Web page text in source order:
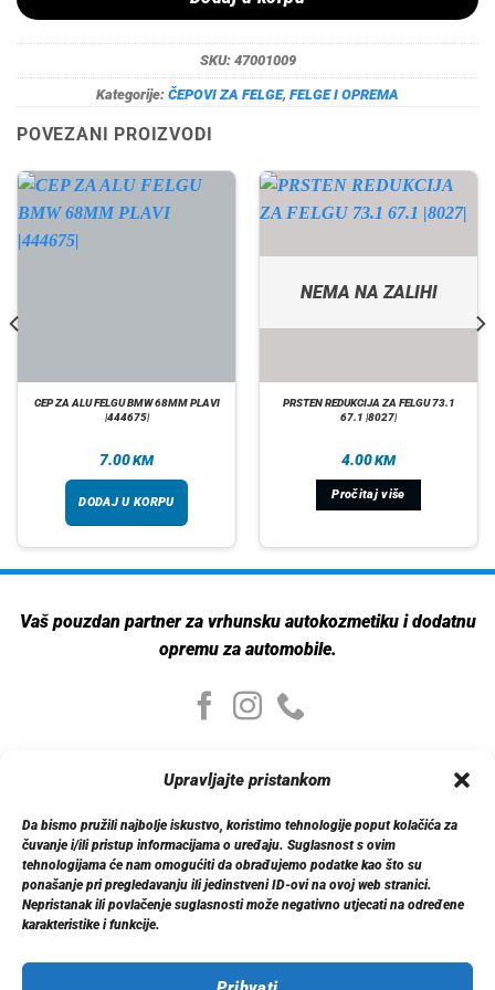
Upravljajte pristankom
Da bismo pružili najbolje iskustvo, koristimo tehnologije poput kolačića za
čuvanje i/ili pristup informacijama o uređaju. Suglasnost s ovim
tehnologijama će nam omogućiti da obrađujemo podatke kao što su
ponašanje pri pregledavanju ili jedinstveni ID-ovi na ovoj web stranici.
Nepristanak ili povlačenje suglasnosti može negativno utjecati na određene
karakteristike i funkcije.
SKU: 47001009
Kategorije: ČEPOVI ZA FELGE, FELGE I OPREMA
POVEZANI PROIZVODI
CEP ZA ALU FELGU BMW 68MM PLAVI
|444675|
7.00KM
DODAJ U KORPU
NEMA NA ZALIHI
PRSTEN REDUKCIJA ZA FELGU 73.1
67.1 |8027|
4.00KM
Pročitaj više
Vaš pouzdan partner za vrhunsku autokozmetiku i dodatnu
opremu za automobile.
Moj nalog
Moj nalog
Moje narudžbe
Detalji računa
Log out
Informacije
Politika privatnosti